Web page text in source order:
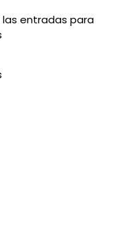
entradas para